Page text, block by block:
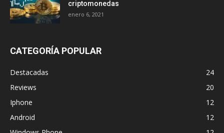
criptomonedas
enero 6, 2021
CATEGORÍA POPULAR
Destacadas
24
Reviews
20
Iphone
12
Android
12